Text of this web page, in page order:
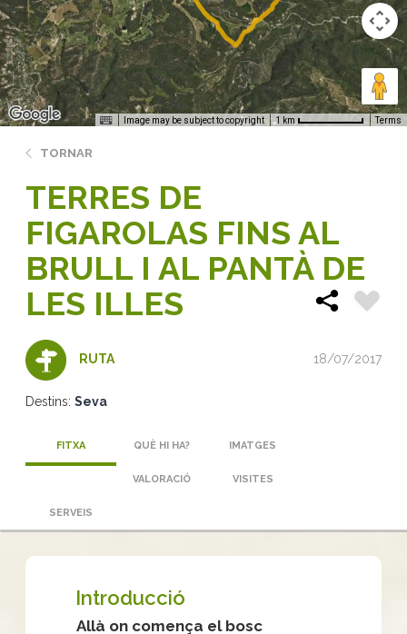
Image may be subject to copyright 1 km Terms
TORNAR
TERRES DE
FIGAROLAS FINS AL
BRULL I AL PANTÀ DE
LES ILLES
RUTA 18/07/2017
Destins: Seva
FITXA QUÈ HI HA? IMATGES
VALORACIÓ VISITES
SERVEIS
Introducció
Allà on comença el bosc